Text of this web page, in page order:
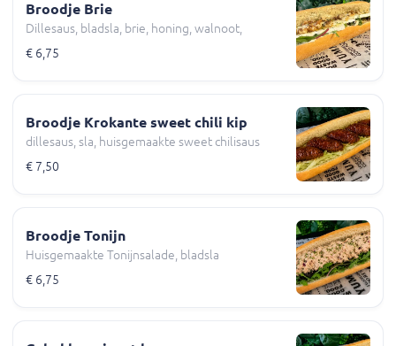
Broodje Brie
Dillesaus, bladsla, brie, honing, walnoot,
€ 6,75
Broodje Krokante sweet chili kip
dillesaus, sla, huisgemaakte sweet chilisaus
€ 7,50
Broodje Tonijn
Huisgemaakte Tonijnsalade, bladsla
€ 6,75